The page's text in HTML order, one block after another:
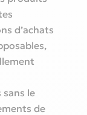
d’achats
le
de